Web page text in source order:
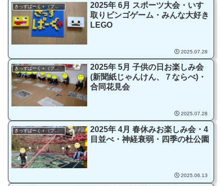
きっずぱーく＋（プラス）
2025年 6月 スポーツ大会・いす
取りビンゴゲーム・みんな大好き
LEGO
2025.07.28
きっずぱーく＋（プラス）
2025年 5月 子供の日お楽しみ会
(新聞紙じゃんけん、７ならべ)・
合同花見会
2025.07.28
きっずぱーく＋（プラス）
2025年 4月 春休みお楽しみ会・4
目並べ・神経衰弱・四季の杜公園
2025.06.13